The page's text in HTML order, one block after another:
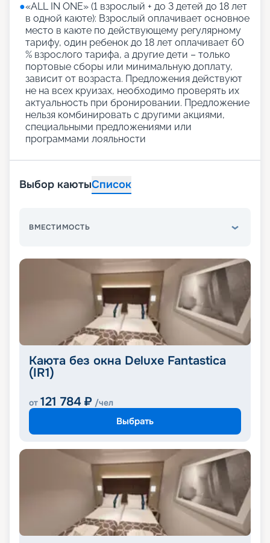
●«АLL IN ONE» (1 взрослый + до 3 детей до 18 лет
в одной каюте): Взрослый оплачивает основное
место в каюте по действующему регулярному
тарифу, один ребенок до 18 лет оплачивает 60
% взрослого тарифа, а другие дети – только
портовые сборы или минимальную доплату,
зависит от возраста. Предложения действуют
не на всех круизах, необходимо проверять их
актуальность при бронировании. Предложение
нельзя комбинировать с другими акциями,
специальными предложениями или
программами лояльности
Выбор каютыСписок
ВМЕСТИМОСТЬ
Каюта без окна Deluxe Fantastica
(IR1)
от 121 784 ₽ /чел
Выбрать